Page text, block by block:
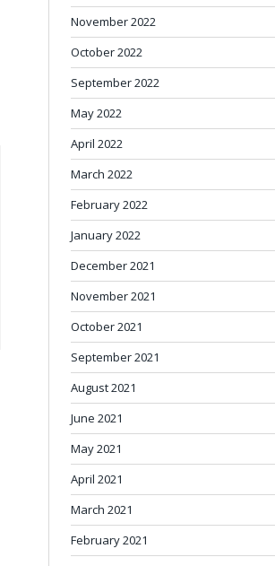
November 2022
October 2022
September 2022
May 2022
April 2022
March 2022
February 2022
January 2022
December 2021
November 2021
October 2021
September 2021
August 2021
June 2021
May 2021
April 2021
March 2021
February 2021